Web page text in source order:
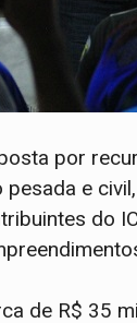
por
e
do
de R$ 35